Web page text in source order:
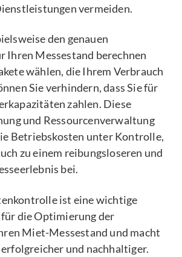
vermeiden.
den genauen
Ihren Messestand berechnen
wählen, die Ihrem Verbrauch
Sie verhindern, dass Sie für
zahlen. Diese
und Ressourcenverwaltung
Betriebskosten unter Kontrolle,
zu einem reibungsloseren und
bei.
ist eine wichtige
die Optimierung der
Miet-Messestand und macht
und nachhaltiger.